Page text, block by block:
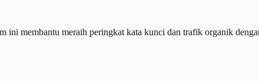
meraih peringkat kata kunci dan trafik organik